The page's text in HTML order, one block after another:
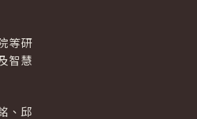
等研
智慧
、邱